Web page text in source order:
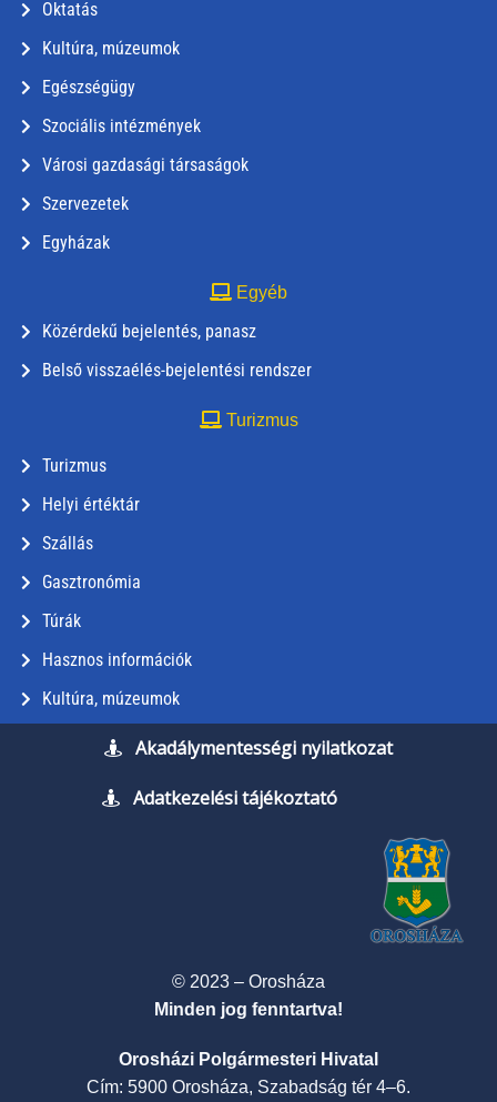
Oktatás
Kultúra, múzeumok
Egészségügy
Szociális intézmények
Városi gazdasági társaságok
Szervezetek
Egyházak
Egyéb
Közérdekű bejelentés, panasz
Belső visszaélés-bejelentési rendszer
Turizmus
Turizmus
Helyi értéktár
Szállás
Gasztronómia
Túrák
Hasznos információk
Kultúra, múzeumok
Akadálymentességi nyilatkozat
Adatkezelési tájékoztató
© 2023 – Orosháza
Minden jog fenntartva!
Orosházi Polgármesteri Hivatal
Cím: 5900 Orosháza, Szabadság tér 4–6.